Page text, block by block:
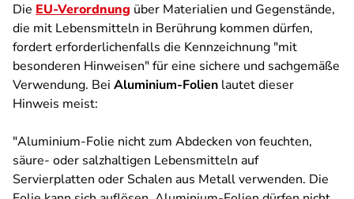
Die EU-Verordnung über Materialien und Gegenstände,
die mit Lebensmitteln in Berührung kommen dürfen,
fordert erforderlichenfalls die Kennzeichnung "mit
besonderen Hinweisen" für eine sichere und sachgemäße
Verwendung. Bei Aluminium-Folien lautet dieser
Hinweis meist:
"Aluminium-Folie nicht zum Abdecken von feuchten,
säure- oder salzhaltigen Lebensmitteln auf
Servierplatten oder Schalen aus Metall verwenden. Die